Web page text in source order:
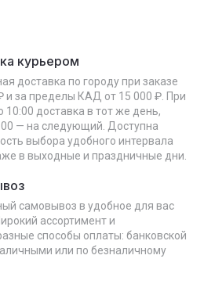
курьером
доставка по городу при заказе
и за пределы КАД от 15 000 ₽. При
10:00 доставка в тот же день,
— на следующий. Доступна
выбора удобного интервала
в выходные и праздничные дни.
самовывоз в удобное для вас
ассортимент и
способы оплаты: банковской
или по безналичному